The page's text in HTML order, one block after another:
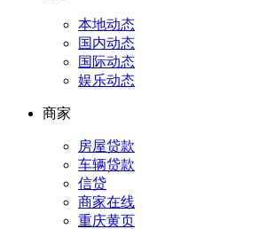
本地动态
国内动态
国际动态
娱乐动态
商家
房屋贷款
车辆贷款
信贷
商家在线
重庆黄页